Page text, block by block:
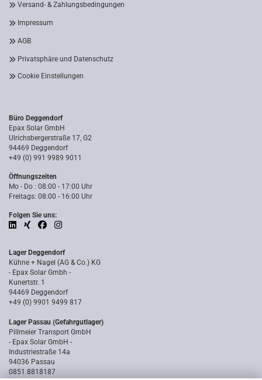
Versand- & Zahlungsbedingungen
Impressum
AGB
Privatsphäre und Datenschutz
Cookie Einstellungen
Büro Deggendorf
Epax Solar GmbH
Ulrichsbergerstraße 17, G2
94469 Deggendorf
+49 (0) 991 9989 9011
Öffnungszeiten
Mo - Do : 08:00 - 17:00 Uhr
Freitags: 08:00 - 16:00 Uhr
Folgen Sie uns:
Lager Deggendorf
Kühne + Nagel (AG & Co.) KG
- Epax Solar Gmbh -
Kunertstr. 1
94469 Deggendorf
+49 (0) 9901 9499 817
Lager Passau (Gefahrgutlager)
Pillmeier Transport GmbH
- Epax Solar GmbH -
Industriestraße 14a
94036 Passau
0851 8818187